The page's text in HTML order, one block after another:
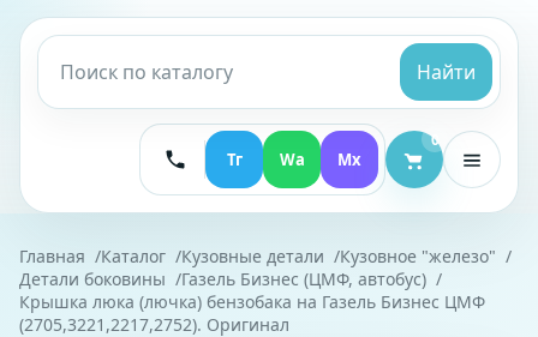
Найти
Тг Wa Mx
0
Главная Каталог Кузовные детали
Кузовное "железо"
Детали боковины
Газель Бизнес (ЦМФ, автобус)
Крышка люка (лючка) бензобака на Газель Бизнес ЦМФ
(2705,3221,2217,2752). Оригинал